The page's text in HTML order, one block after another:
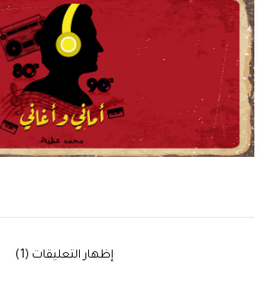
‫إظهار التعليقات (1)